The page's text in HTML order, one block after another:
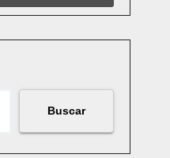
Buscar